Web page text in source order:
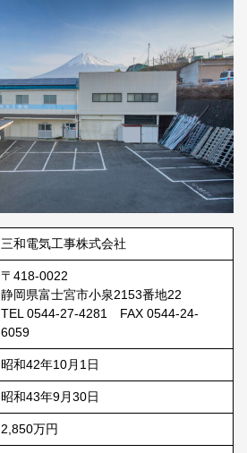
三和電気工事株式会社
〒418-0022
静岡県富士宮市小泉2153番地22
TEL 0544-27-4281 FAX 0544-24-
6059
昭和42年10月1日
昭和43年9月30日
2,850万円